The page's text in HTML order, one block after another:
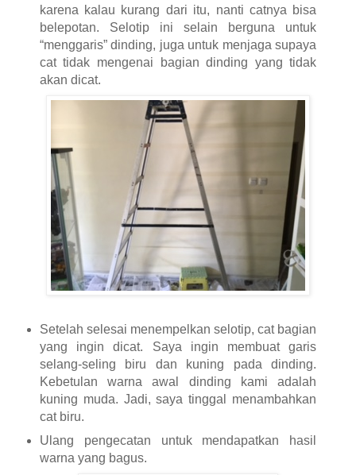
karena kalau kurang dari itu, nanti catnya bisa
belepotan. Selotip ini selain berguna untuk
“menggaris” dinding, juga untuk menjaga supaya
cat tidak mengenai bagian dinding yang tidak
akan dicat.
Setelah selesai menempelkan selotip, cat bagian
yang ingin dicat. Saya ingin membuat garis
selang-seling biru dan kuning pada dinding.
Kebetulan warna awal dinding kami adalah
kuning muda. Jadi, saya tinggal menambahkan
cat biru.
Ulang pengecatan untuk mendapatkan hasil
warna yang bagus.